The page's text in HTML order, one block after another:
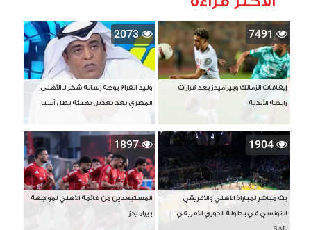
7491
إيقافات الزمالك وبيراميدز بعد قرارات
رابطة الأندية
2073
وليد الفراج يوجه رسالة شكر لـ الأهلي
المصري بعد تعديل تهنئة بطل آسيا
1904
بث مباشر لمباراة الأهلي والأفريقي
التونسي في بطولة الدوري الأفريقي
1897
المستبعدين من قائمة الأهلي لمواجهة
بيراميدز